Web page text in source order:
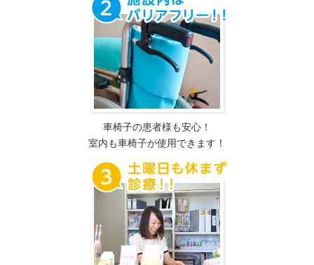
車椅子の患者様も安心！
室内も車椅子が使用できます！